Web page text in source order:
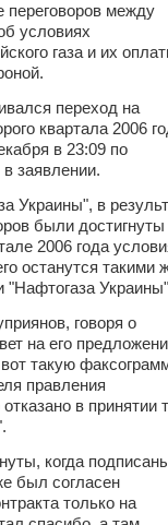
переговоров между
условиях
газа и их
переход на
квартала 2006
в 23:09 по
заявлении.
Украины", в
были достигнуты
2006 года
останутся такими
"Нафтогаза
говоря о
на его
такую
правления
в принятии
когда
был согласен
только на